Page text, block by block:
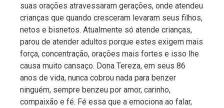
suas orações atravessaram gerações, onde atendeu
crianças que quando cresceram levaram seus filhos,
netos e bisnetos. Atualmente só atende crianças,
parou de atender adultos porque estes exigem mais
força, concentração, orações mais fortes e isso lhe
causa muito cansaço. Dona Tereza, em seus 86
anos de vida, nunca cobrou nada para benzer
ninguém, sempre benzeu por amor, carinho,
compaixão e fé. Fé essa que a emociona ao falar,